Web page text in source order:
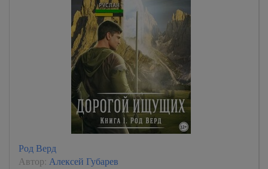
Род Верд
Автор: Алексей Губарев